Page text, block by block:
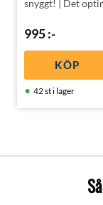
snyggt! | Det
995:-
42 st i lager
KÖP